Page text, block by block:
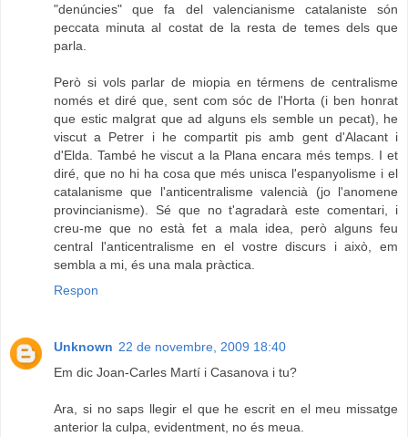
"denúncies" que fa del valencianisme catalaniste són
peccata minuta al costat de la resta de temes dels que
parla.
Però si vols parlar de miopia en térmens de centralisme
només et diré que, sent com sóc de l'Horta (i ben honrat
que estic malgrat que ad alguns els semble un pecat), he
viscut a Petrer i he compartit pis amb gent d'Alacant i
d'Elda. També he viscut a la Plana encara més temps. I et
diré, que no hi ha cosa que més unisca l'espanyolisme i el
catalanisme que l'anticentralisme valencià (jo l'anomene
provincianisme). Sé que no t'agradarà este comentari, i
creu-me que no està fet a mala idea, però alguns feu
central l'anticentralisme en el vostre discurs i això, em
sembla a mi, és una mala pràctica.
Respon
Unknown 22 de novembre, 2009 18:40
Em dic Joan-Carles Martí i Casanova i tu?
Ara, si no saps llegir el que he escrit en el meu missatge
anterior la culpa, evidentment, no és meua.